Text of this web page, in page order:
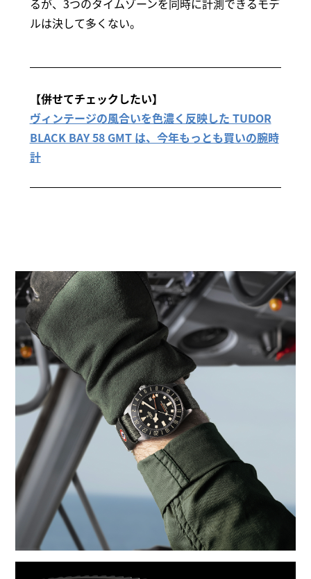
ルは決して多くない。
【併せてチェックしたい】
ヴィンテージの風合いを色濃く反映した TUDOR
BLACK BAY 58 GMT は、今年もっとも買いの腕時
計